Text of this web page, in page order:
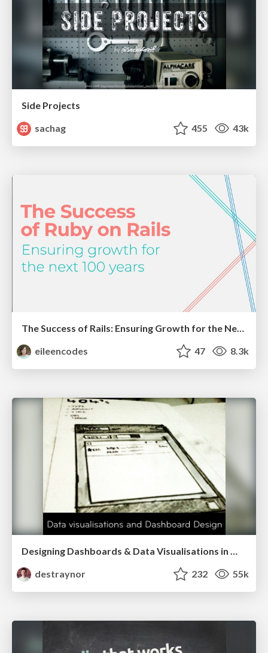
Side Projects
sachag
455 43k
The Success of Rails: Ensuring Growth for the Next 100 Years
eileencodes
47 8.3k
Designing Dashboards & Data Visualisations in Web Apps
destraynor
232 55k